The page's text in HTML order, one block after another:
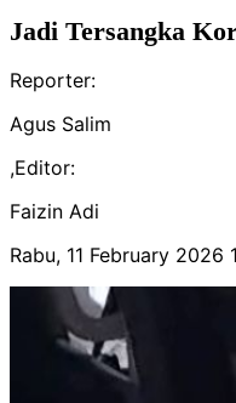
Jadi Tersangka
Reporter:
Agus Salim
,Editor:
Faizin Adi
Rabu, 11 February 2026